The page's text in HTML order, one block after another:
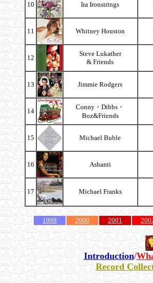
10 Ira Ironstrings
11 Whitney Houston
12
Steve Lukather
& Friends
13 Jimmie Rodgers
14
Conny・Dibbs・
Boz&Friends
15 Michael Buble
16 Ashanti
17 Michael Franks
1999 2000 2001
Introduction/
Record